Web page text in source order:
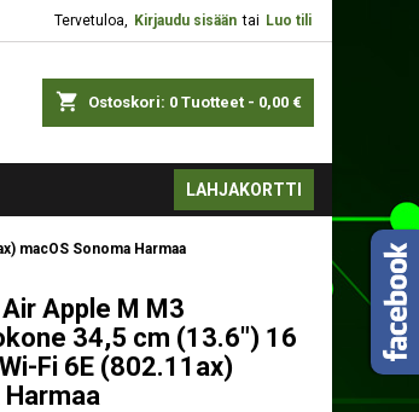
Tervetuloa, Kirjaudu sisään tai Luo tili
shopping_cart Ostoskori: 0 Tuotteet - 0,00 €
LAHJAKORTTI
macOS Sonoma Harmaa
Apple M M3
34,5 cm (13.6") 16
Fi 6E (802.11ax)
Harmaa